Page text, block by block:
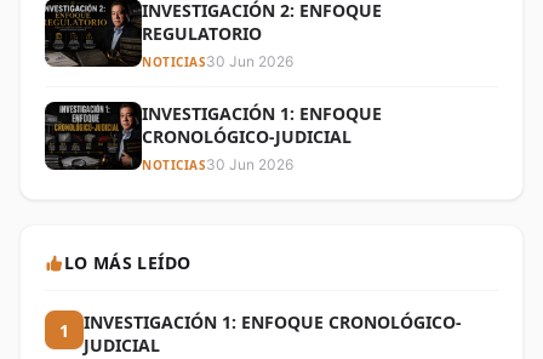
INVESTIGACIÓN 2: ENFOQUE
REGULATORIO
NOTICIAS30 Jun 2026
INVESTIGACIÓN 1: ENFOQUE
CRONOLÓGICO-JUDICIAL
NOTICIAS30 Jun 2026
LO MÁS LEÍDO
1
INVESTIGACIÓN 1: ENFOQUE CRONOLÓGICO-
JUDICIAL